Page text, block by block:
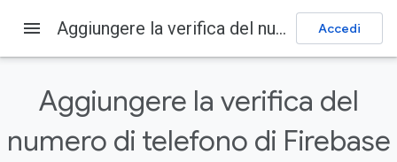
Firebase Firebase Codelabs
Su questa pagina
1. Panoramica
menu Aggiungere la verifica del numero di telefono di Firebase alla tua app per Android Accedi
Aggiungere la verifica del
numero di telefono di Firebase